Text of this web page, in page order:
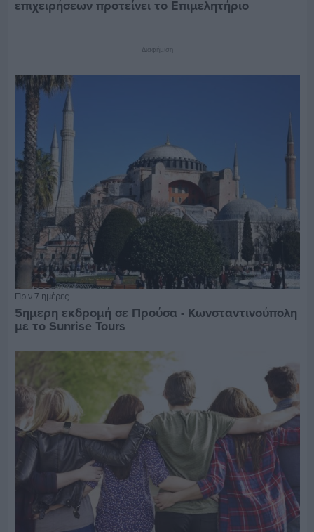
επιχειρήσεων προτείνει το Επιμελητήριο
Διαφήμιση
Πριν 7 ημέρες
5ημερη εκδρομή σε Προύσα - Κωνσταντινούπολη
με το Sunrise Tours